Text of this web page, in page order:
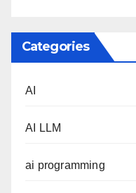
Categories
AI
AI LLM
ai programming